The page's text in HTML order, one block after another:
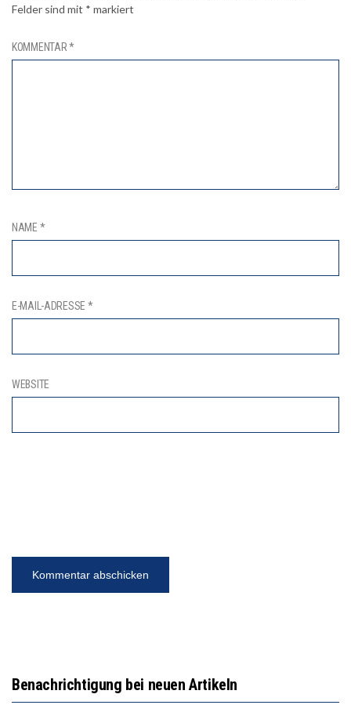
Felder sind mit * markiert
KOMMENTAR*
NAME *
E-MAIL-ADRESSE *
WEBSITE
Benachrichtigung bei neuen Artikeln